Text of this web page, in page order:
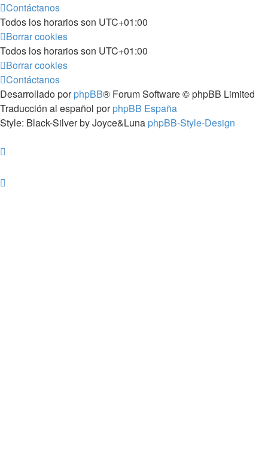
Contáctanos
Todos los horarios son UTC+01:00
Borrar cookies
Todos los horarios son UTC+01:00
Borrar cookies
Contáctanos
Desarrollado porphpBB® Forum Software © phpBB Limited
Traducción al español porphpBB España
Style: Black-Silver by Joyce&Luna phpBB-Style-Design